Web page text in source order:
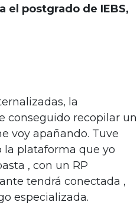
el postgrado de IEBS,
la
conseguido recopilar un
voy apañando. Tuve
la plataforma que yo
, con un RP
tendrá conectada ,
especializada.